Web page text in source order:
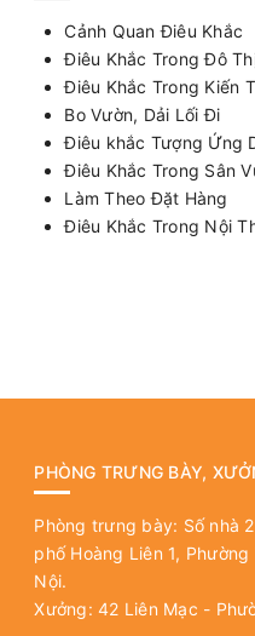
Cảnh Quan Điêu Khắc
Điêu Khắc Trong Đô
Điêu Khắc Trong Kiến
Bo Vườn, Dải Lối Đi
Điêu khắc Tượng Ứng
Điêu Khắc Trong Sân
Làm Theo Đặt Hàng
Điêu Khắc Trong Nội
PHÒNG TRƯNG BÀY,
Phòng trưng bày: Số nhà
phố Hoàng Liên 1,
Nội.
Xưởng: 42 Liên Mạc -